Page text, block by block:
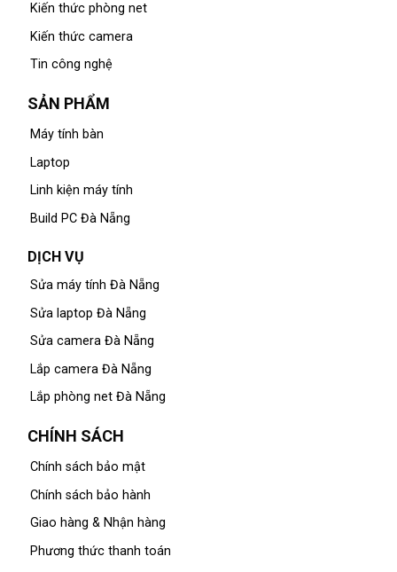
Kiến thức phòng net
Kiến thức camera
Tin công nghệ
SẢN PHẨM
Máy tính bàn
Laptop
Linh kiện máy tính
Build PC Đà Nẵng
DỊCH VỤ
Sửa máy tính Đà Nẵng
Sửa laptop Đà Nẵng
Sửa camera Đà Nẵng
Lắp camera Đà Nẵng
Lắp phòng net Đà Nẵng
CHÍNH SÁCH
Chính sách bảo mật
Chính sách bảo hành
Giao hàng & Nhận hàng
Phương thức thanh toán